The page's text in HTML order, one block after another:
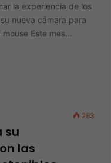
la experiencia de los
nueva cámara para
Este mes…
283
su
las